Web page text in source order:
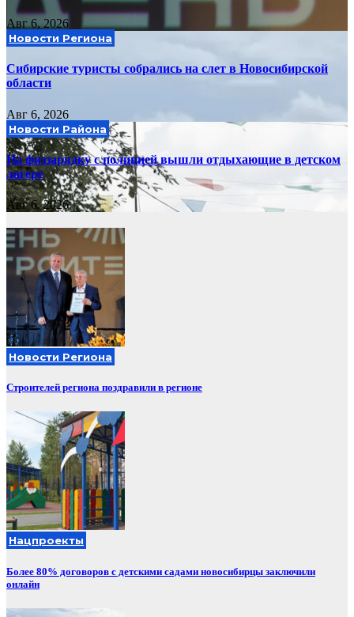
Авг 6, 2026
Новости Региона
Сибирские туристы собрались на слет в Новосибирской
области
Авг 6, 2026
Новости Района
На физзарядку с полицией вышли отдыхающие в детском
лагере
Авг 6, 2026
Новости Региона
Строителей региона поздравили в регионе
Нацпроекты
Более 80% договоров с детскими садами новосибирцы заключили
онлайн